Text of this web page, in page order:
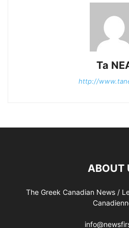
Ta
http://
ABOUT
The Greek Canadian News /